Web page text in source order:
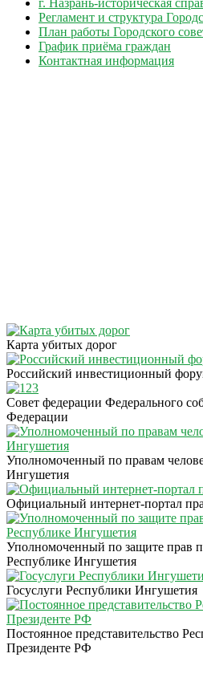
Регламент и структура
План работы Городского
График приёма граждан
Контактная информация
Карта убитых дорог
Российский инвестиционный
Совет федерации Федерального
Федерации
Уполномоченный по правам
Ингушетия
Официальный интернет-портал
Уполномоченный по защите прав
Республике Ингушетия
Госуслуги Республики Ингушетия
Постоянное представительство
Президенте РФ